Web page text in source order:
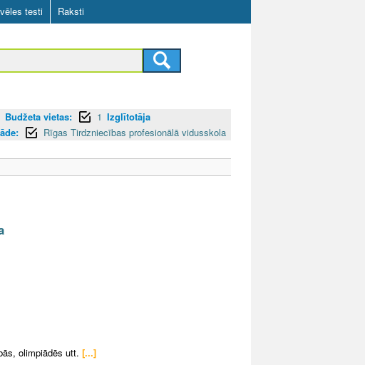
testi Raksti
Budžeta vietas: 1 Izglītotāja
Rīgas Tirdzniecības profesionālā vidusskola
olimpiādēs utt. [...]